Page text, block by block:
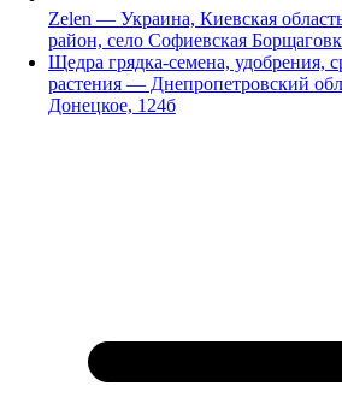
Zelen — Украина, Киевская
район, село Софиевская
Щедра грядка-семена, удобрения,
растения — Днепропетровский
Донецкое, 124б